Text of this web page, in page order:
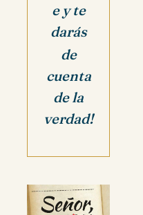
e y te
darás
de
cuenta
de la
verdad!